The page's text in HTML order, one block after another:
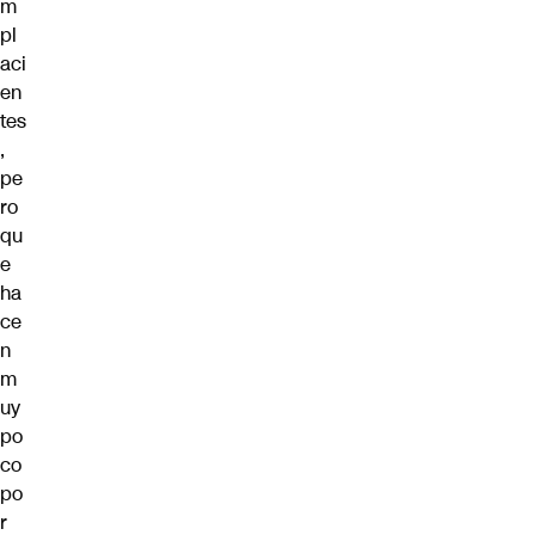
m
pl
aci
en
tes
,
pe
ro
qu
e
ha
ce
n
m
uy
po
co
po
r